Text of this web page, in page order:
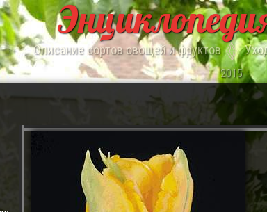
Описание сортов овощей и фруктов
2015